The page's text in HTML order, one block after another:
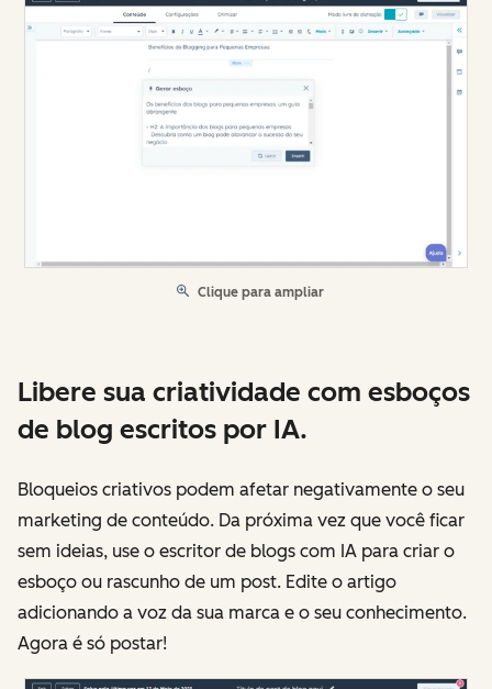
Clique para ampliar
Libere sua criatividade com esboços
de blog escritos por IA.
Bloqueios criativos podem afetar negativamente o seu
marketing de conteúdo. Da próxima vez que você ficar
sem ideias, use o escritor de blogs com IA para criar o
esboço ou rascunho de um post. Edite o artigo
adicionando a voz da sua marca e o seu conhecimento.
Agora é só postar!